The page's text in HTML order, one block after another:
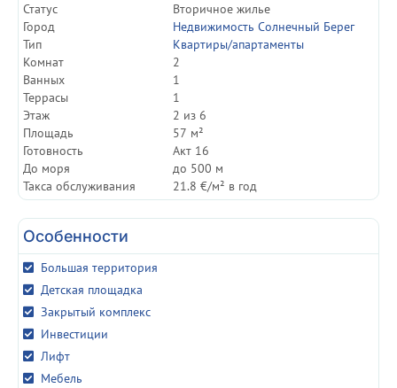
Статуc
Вторичное жилье
Город
Недвижимость Солнечный Берег
Тип
Квартиры/апартаменты
Комнат
2
Ванных
1
Террасы
1
Этаж
2 из 6
Площадь
57 м²
Готовность
Акт 16
До моря
до 500 м
Такса обслуживания
21.8 €/м² в год
Особенности
Большая территория
Детская площадка
Закрытый комплекс
Инвестиции
Лифт
Мебель